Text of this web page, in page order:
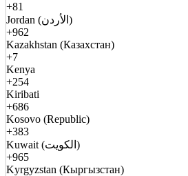
+81
Jordan (الأردن)
+962
Kazakhstan (Казахстан)
+7
Kenya
+254
Kiribati
+686
Kosovo (Republic)
+383
Kuwait (الكويت)
+965
Kyrgyzstan (Кыргызстан)